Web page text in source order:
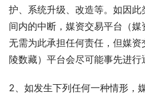
护、系统升级、改造等。如因
间内的中断，媒资交易平台（
无需为此承担任何责任，但媒
陵数藏）平台会尽可能事先进行
2、如发生下列任何一种情形，